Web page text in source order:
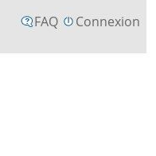
FAQ Connexion